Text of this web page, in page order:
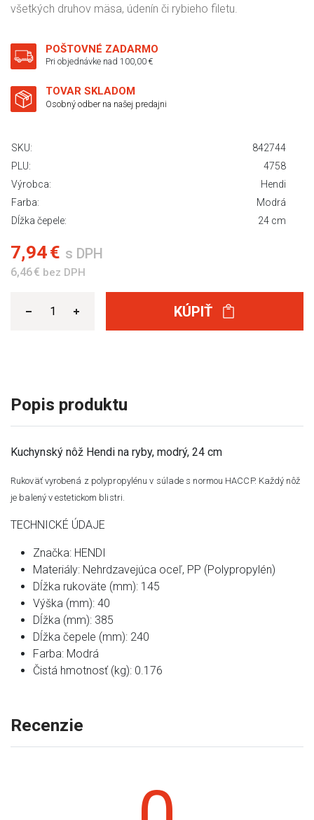
všetkých druhov mäsa, údenín či rybieho filetu.
POŠTOVNÉ ZADARMO
Pri objednávke nad 100,00 €
TOVAR SKLADOM
Osobný odber na našej predajni
SKU:
842744
PLU:
4758
Výrobca:
Hendi
Farba:
Modrá
Dĺžka čepele:
24 cm
7,94 € s DPH
6,46 € bez DPH
KÚPIŤ
Popis produktu
Kuchynský nôž Hendi na ryby, modrý, 24 cm
Rukoväť vyrobená z polypropylénu v súlade s normou HACCP. Každý nôž
je balený v estetickom blistri.
TECHNICKÉ ÚDAJE
Značka: HENDI
Materiály: Nehrdzavejúca oceľ, PP (Polypropylén)
Dĺžka rukoväte (mm): 145
Výška (mm): 40
Dĺžka (mm): 385
Dĺžka čepele (mm): 240
Farba: Modrá
Čistá hmotnosť (kg): 0.176
Recenzie